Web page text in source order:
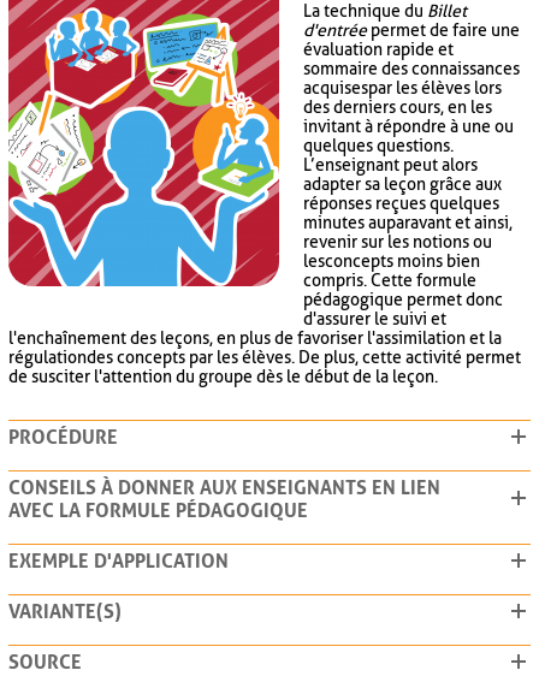
La technique du Billet
d'entréepermet de faire une
évaluation rapide et
sommaire des connaissances
acquises par les élèves lors
des derniers cours, en les
invitant à répondre à une ou
quelques questions.
L’enseignant peut alors
adapter sa leçon grâce aux
réponses reçues quelques
minutes auparavant et ainsi,
revenir sur les notions ou
les concepts moins bien
compris. Cette formule
pédagogique permet donc
d'assurer le suivi et
l'enchaînement des leçons, en plus de favoriser l'assimilation et la
régulation des concepts par les élèves. De plus, cette activité permet
de susciter l'attention du groupe dès le début de la leçon.
PROCÉDURE
CONSEILS À DONNER AUX ENSEIGNANTS EN LIEN
AVEC LA FORMULE PÉDAGOGIQUE
EXEMPLE D'APPLICATION
VARIANTE(S)
SOURCE